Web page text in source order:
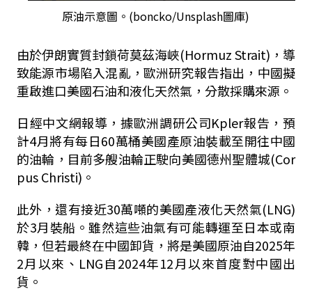
原油示意圖。(boncko/Unsplash圖庫)
由於伊朗實質封鎖荷莫茲海峽(Hormuz Strait)，導
致能源市場陷入混亂，歐洲研究報告指出，中國擬
重啟進口美國石油和液化天然氣，分散採購來源。
日經中文網報導，據歐洲調研公司Kpler報告，預
計4月將有每日60萬桶美國產原油裝載至開往中國
的油輪，目前多艘油輪正駛向美國德州聖體城(Cor
pus Christi)。
此外，還有接近30萬噸的美國產液化天然氣(LNG)
於3月裝船。雖然這些油氣有可能轉運至日本或南
韓，但若最終在中國卸貨，將是美國原油自2025年
2月以來、LNG自2024年12月以來首度對中國出
貨。